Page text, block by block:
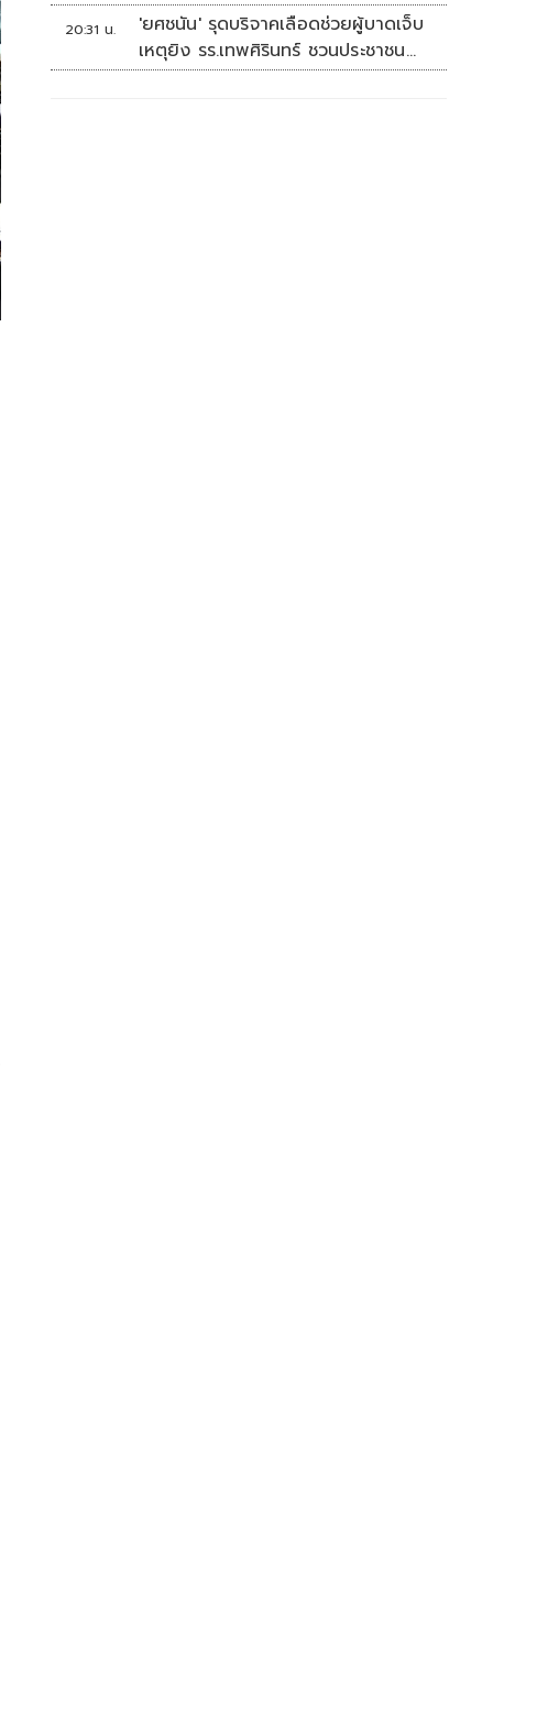
20:31 น.
'ยศชนัน' รุดบริจาคเลือดช่วยผู้บาดเจ็บ
เหตุยิง รร.เทพศิรินทร์ ชวนประชาชน
ร่วมบริจาค